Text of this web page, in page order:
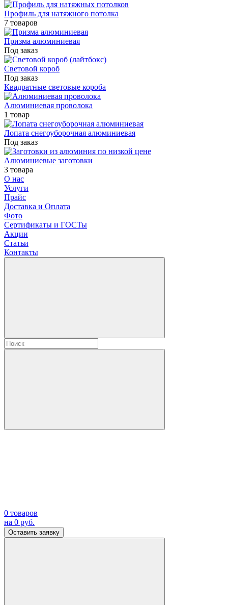
Профиль для натяжного потолка
7 товаров
Призма алюминиевая
Под заказ
Световой короб
Под заказ
Квадратные световые короба
Алюминиевая проволока
1 товар
Лопата снегоуборочная алюминиевая
Под заказ
Алюминиевые заготовки
3 товара
О нас
Услуги
Прайс
Доставка и Оплата
Фото
Сертификаты и ГОСТы
Акции
Статьи
Контакты
0 товаров
на 0 руб.
Оставить заявку